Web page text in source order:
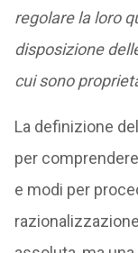
regolare la loro
disposizione
cui sono
La definizione
per
e modi per